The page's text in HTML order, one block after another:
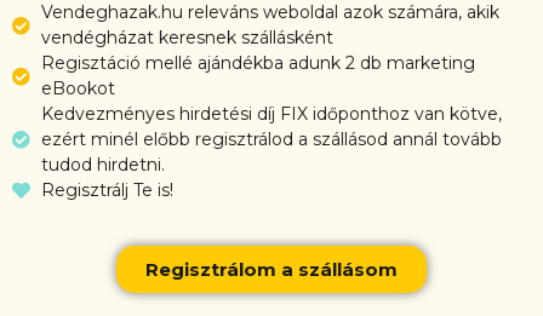
Vendeghazak.hu releváns weboldal azok számára, akik
vendégházat keresnek szállásként
Regisztáció mellé ajándékba adunk 2 db marketing
eBookot
Kedvezményes hirdetési díj FIX időponthoz van kötve,
ezért minél előbb regisztrálod a szállásod annál tovább
tudod hirdetni.
Regisztrálj Te is!
Regisztrálom a szállásom